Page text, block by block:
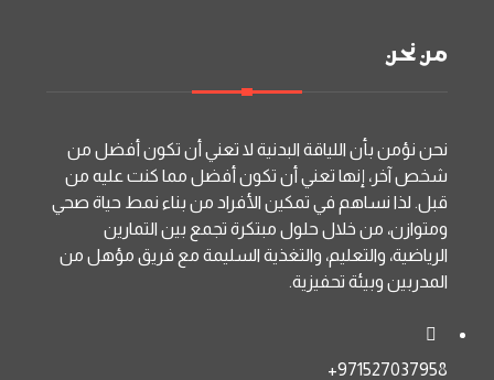
من نحن
نحن نؤمن بأن اللياقة البدنية لا تعني أن تكون أفضل من
شخص آخر، إنها تعني أن تكون أفضل مما كنت عليه من
قبل. لذا نساهم في تمكين الأفراد من بناء نمط حياة صحي
ومتوازن، من خلال حلول مبتكرة تجمع بين التمارين
الرياضية، والتعليم، والتغذية السليمة مع فريق مؤهل من
المدربين وبيئة تحفيزية.
971527037958+